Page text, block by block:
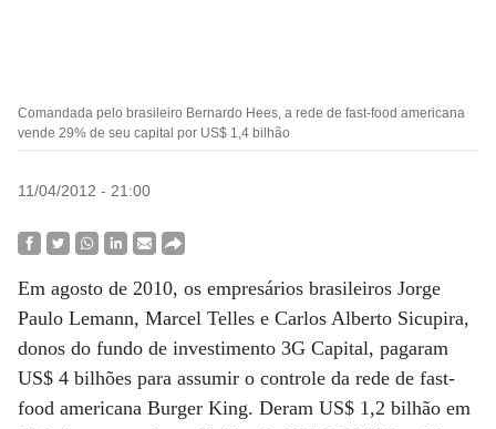
Comandada pelo brasileiro Bernardo Hees, a rede de fast-food americana
vende 29% de seu capital por US$ 1,4 bilhão
11/04/2012 - 21:00
Em agosto de 2010, os empresários brasileiros Jorge
Paulo Lemann, Marcel Telles e Carlos Alberto Sicupira,
donos do fundo de investimento 3G Capital, pagaram
US$ 4 bilhões para assumir o controle da rede de fast-
food americana Burger King. Deram US$ 1,2 bilhão em